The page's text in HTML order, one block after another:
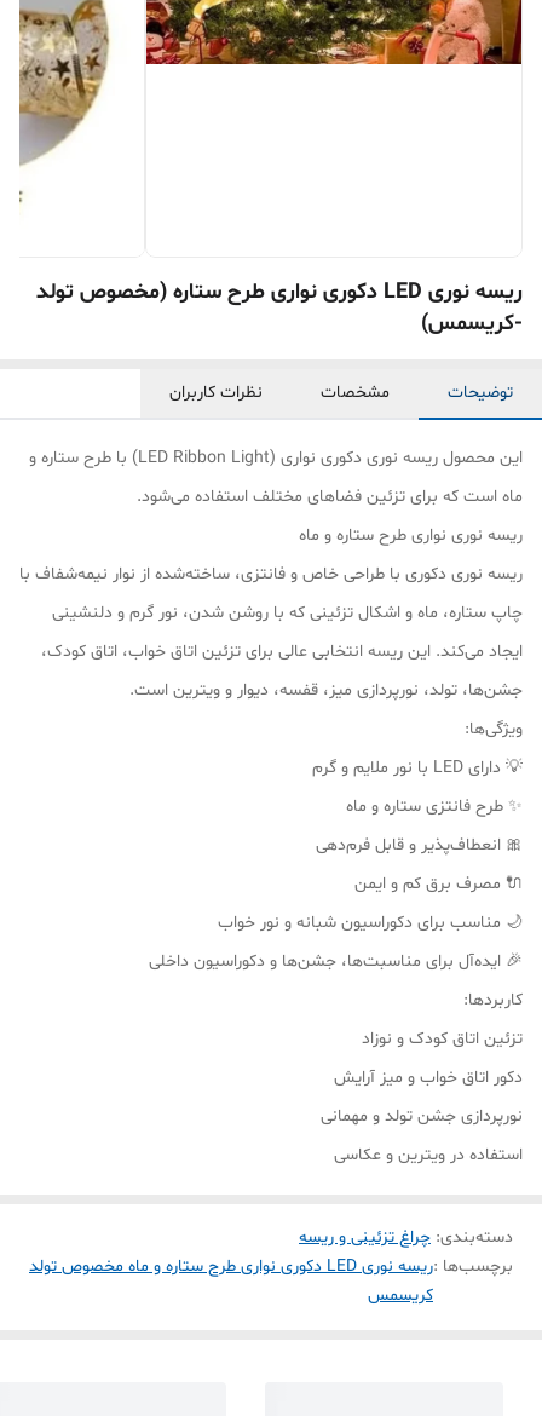
ریسه نوری LED دکوری نواری طرح ستاره (مخصوص تولد
-کریسمس)
توضیحات مشخصات نظرات کاربران
این محصول ریسه نوری دکوری نواری (LED Ribbon Light) با طرح ستاره و
ماه است که برای تزئین فضاهای مختلف استفاده می‌شود.
ریسه نوری نواری طرح ستاره و ماه
ریسه نوری دکوری با طراحی خاص و فانتزی، ساخته‌شده از نوار نیمه‌شفاف با
چاپ ستاره، ماه و اشکال تزئینی که با روشن شدن، نور گرم و دلنشینی
ایجاد می‌کند. این ریسه انتخابی عالی برای تزئین اتاق خواب، اتاق کودک،
جشن‌ها، تولد، نورپردازی میز، قفسه، دیوار و ویترین است.
ویژگی‌ها:
💡 دارای LED با نور ملایم و گرم
✨ طرح فانتزی ستاره و ماه
🎀 انعطاف‌پذیر و قابل فرم‌دهی
🔌 مصرف برق کم و ایمن
🌙 مناسب برای دکوراسیون شبانه و نور خواب
🎉 ایده‌آل برای مناسبت‌ها، جشن‌ها و دکوراسیون داخلی
کاربردها:
تزئین اتاق کودک و نوزاد
دکور اتاق خواب و میز آرایش
نورپردازی جشن تولد و مهمانی
استفاده در ویترین و عکاسی
دسته‌بندی: چراغ تزئینی و ریسه
برچسب‌ها :
ریسه نوری LED دکوری نواری طرح ستاره و ماه مخصوص تولد
کریسمس